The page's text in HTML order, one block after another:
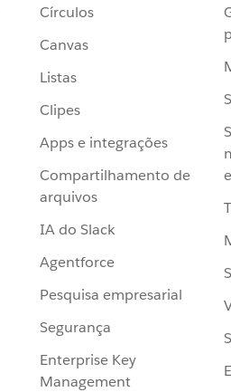
Círculos
Canvas
Listas
Clipes
Apps e integrações
Compartilhamento de
arquivos
IA do Slack
Agentforce
Pesquisa empresarial
Segurança
Enterprise Key
Management